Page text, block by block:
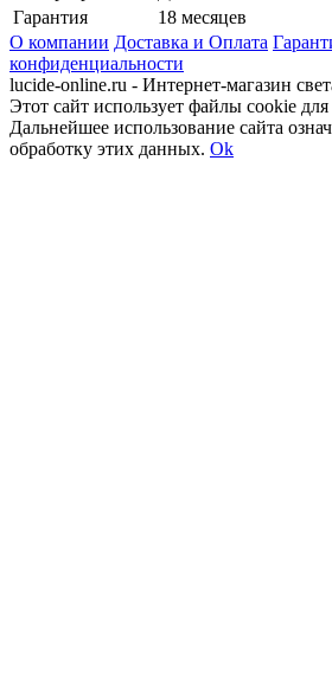
Гарантия
18 месяцев
О компании Доставка и Оплата
конфиденциальности
lucide-online.ru - Интернет-магазин
Этот сайт использует файлы cookie
Дальнейшее использование сайта
обработку этих данных. Ok